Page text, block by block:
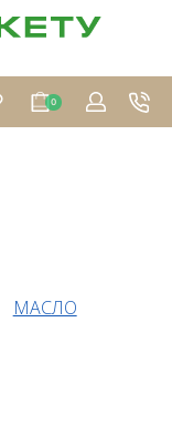
0
МАСЛО